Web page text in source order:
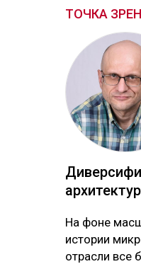
ТОЧКА
На фо­не
ис­то­рии
от­рас­ли все